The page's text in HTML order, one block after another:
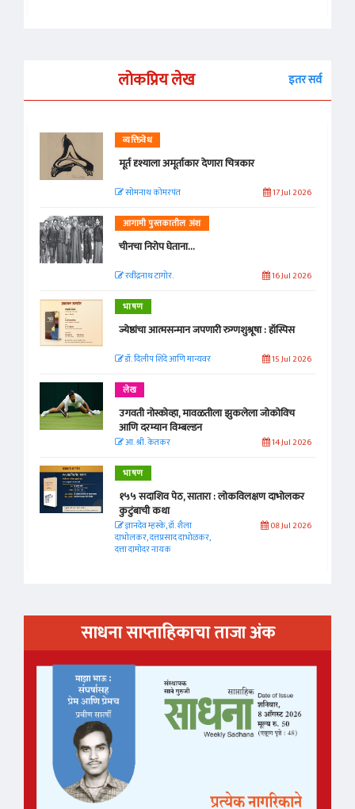
लोकप्रिय लेख इतर सर्व
व्यक्तिवेध
मूर्त दृश्याला अमूर्ताकार देणारा चित्रकार
सोमनाथ कोमरपंत 17 Jul 2026
आगामी पुस्तकातील अंश
चीनचा निरोप घेताना...
रवींद्रनाथ टागोर. 16 Jul 2026
भाषण
ज्येष्ठांचा आत्मसन्मान जपणारी रुग्णशुश्रूषा : हॉस्पिस
डॉ. दिलीप शिंदे आणि मान्यवर 15 Jul 2026
लेख
उगवती नोस्कोव्हा, मावळतीला झुकलेला जोकोविच
आणि दरम्यान विम्बल्डन
आ. श्री. केतकर 14 Jul 2026
भाषण
१५५ सदाशिव पेठ, सातारा : लोकविलक्षण दाभोलकर
कुटुंबाची कथा
ज्ञानदेव म्हस्के, डॉ. शैला
दाभोलकर, दत्तप्रसाद दाभोळकर,
दत्ता दामोदर नायक
08 Jul 2026
साधना साप्ताहिकाचा ताजा अंक